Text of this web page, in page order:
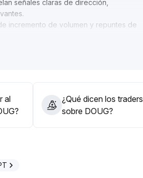
señales claras de dirección,
.
incremento de volumen y repuntes de
0
largo plazo
al
¿Qué dicen los traders
sobre DOUG?